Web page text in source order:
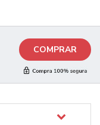
COMPRAR